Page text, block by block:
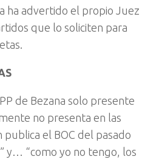
ha advertido el propio Juez
que lo soliciten para
de Bezana solo presente
no presenta en las
el BOC del pasado
y… “como yo no tengo, los